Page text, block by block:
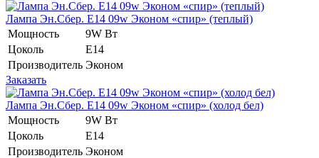
Лампа Эн.Сбер. E14 09w Эконом «спир» (теплый)
Мощность
9W Вт
Цоколь
E14
Производитель Эконом
Заказать
Лампа Эн.Сбер. E14 09w Эконом «спир» (холод бел)
Мощность
9W Вт
Цоколь
E14
Производитель Эконом